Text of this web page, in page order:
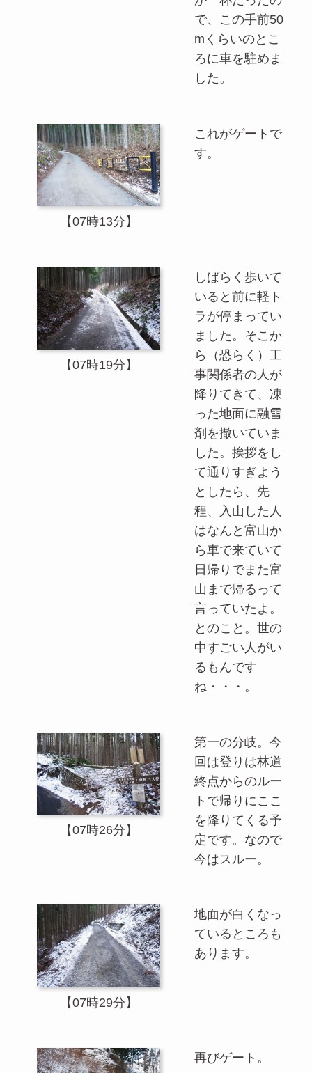
で、この手前50
mくらいのとこ
ろに車を駐めま
した。
【07時13分】
これがゲートで
す。
【07時19分】
しばらく歩いて
いると前に軽ト
ラが停まってい
ました。そこか
ら（恐らく）工
事関係者の人が
降りてきて、凍
った地面に融雪
剤を撒いていま
した。挨拶をし
て通りすぎよう
としたら、先
程、入山した人
はなんと富山か
ら車で来ていて
日帰りでまた富
山まで帰るって
言っていたよ。
とのこと。世の
中すごい人がい
るもんです
ね・・・。
【07時26分】
第一の分岐。今
回は登りは林道
終点からのルー
トで帰りにここ
を降りてくる予
定です。なので
今はスルー。
【07時29分】
地面が白くなっ
ているところも
あります。
再びゲート。